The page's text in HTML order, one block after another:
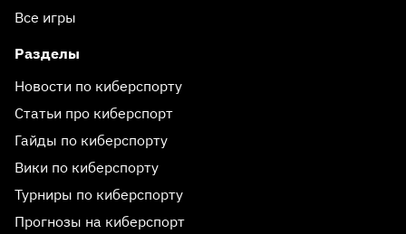
Все игры
Разделы
Новости по киберспорту
Статьи про киберспорт
Гайды по киберспорту
Вики по киберспорту
Турниры по киберспорту
Прогнозы на киберспорт